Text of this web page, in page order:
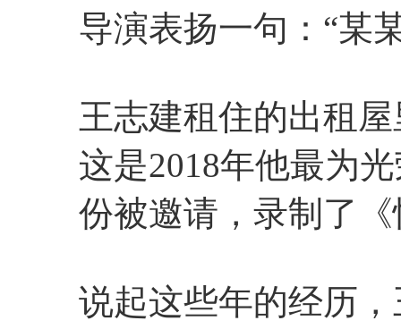
导演表扬一句：“某
王志建租住的出租
这是2018年他最为
份被邀请，录制了
说起这些年的经历